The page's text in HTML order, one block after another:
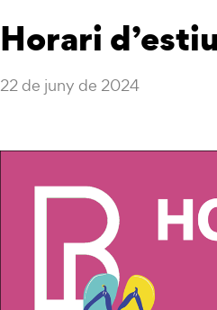
Horari
22 de juny de 2024